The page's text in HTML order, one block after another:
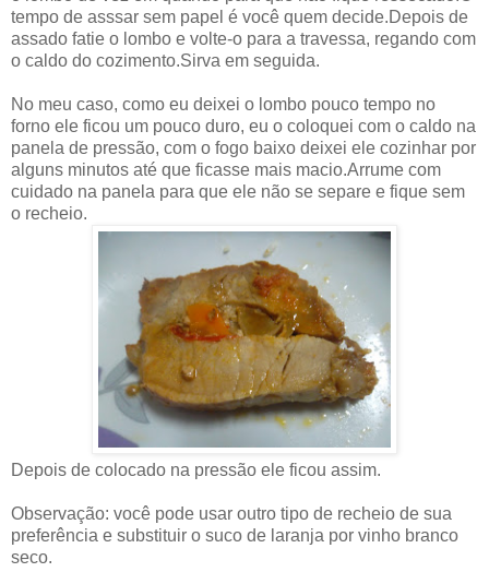
tempo de asssar sem papel é você quem decide.Depois de
assado fatie o lombo e volte-o para a travessa, regando com
o caldo do cozimento.Sirva em seguida.
No meu caso, como eu deixei o lombo pouco tempo no
forno ele ficou um pouco duro, eu o coloquei com o caldo na
panela de pressão, com o fogo baixo deixei ele cozinhar por
alguns minutos até que ficasse mais macio.Arrume com
cuidado na panela para que ele não se separe e fique sem
o recheio.
Depois de colocado na pressão ele ficou assim.
Observação: você pode usar outro tipo de recheio de sua
preferência e substituir o suco de laranja por vinho branco
seco.